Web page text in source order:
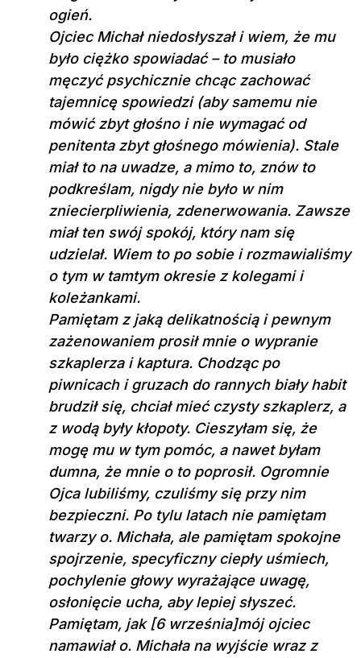
ogień.
Ojciec Michał niedosłyszał i wiem, że mu
było ciężko spowiadać – to musiało
męczyć psychicznie chcąc zachować
tajemnicę spowiedzi (aby samemu nie
mówić zbyt głośno i nie wymagać od
penitenta zbyt głośnego mówienia). Stale
miał to na uwadze, a mimo to, znów to
podkreślam, nigdy nie było w nim
zniecierpliwienia, zdenerwowania. Zawsze
miał ten swój spokój, który nam się
udzielał. Wiem to po sobie i rozmawialiśmy
o tym w tamtym okresie z kolegami i
koleżankami.
Pamiętam z jaką delikatnością i pewnym
zażenowaniem prosił mnie o wypranie
szkaplerza i kaptura. Chodząc po
piwnicach i gruzach do rannych biały habit
brudził się, chciał mieć czysty szkaplerz, a
z wodą były kłopoty. Cieszyłam się, że
mogę mu w tym pomóc, a nawet byłam
dumna, że mnie o to poprosił. Ogromnie
Ojca lubiliśmy, czuliśmy się przy nim
bezpieczni. Po tylu latach nie pamiętam
twarzy o. Michała, ale pamiętam spokojne
spojrzenie, specyficzny ciepły uśmiech,
pochylenie głowy wyrażające uwagę,
osłonięcie ucha, aby lepiej słyszeć.
Pamiętam, jak [6 września]mój ojciec
namawiał o. Michała na wyjście wraz z